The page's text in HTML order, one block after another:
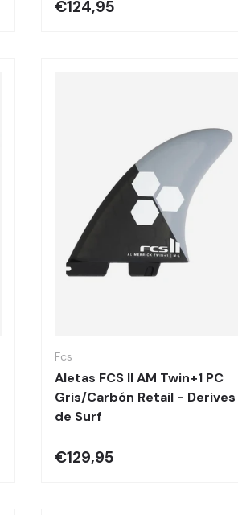
€124,95
Fcs
Aletas FCS II AM Twin+1 PC
Gris/Carbón Retail - Derives
de Surf
€129,95